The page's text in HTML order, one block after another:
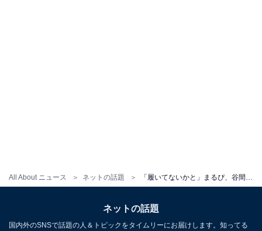
All About ニュース ネットの話題
ネットの話題
国内外のSNSで話題の人＆トピックをタイムリーにお届けします。知ってる